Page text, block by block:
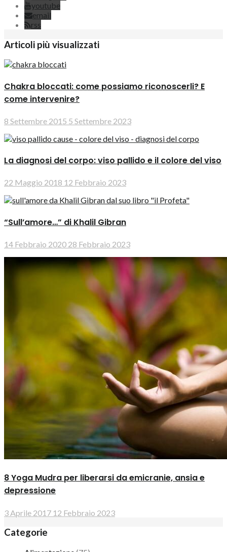
youtube
email
rss
Articoli più visualizzati
Chakra bloccati: come possiamo riconoscerli? E
come intervenire?
8 Settembre 2015 5 Settembre 2023
La diagnosi del corpo: viso pallido e il colore del viso
22 Maggio 2018 12 Febbraio 2023
“Sull’amore…” di Khalil Gibran
14 Febbraio 2020 28 Febbraio 2023
8 Yoga Mudra per liberarsi da emicranie, ansia e
depressione
3 Aprile 2017 12 Febbraio 2023
Categorie